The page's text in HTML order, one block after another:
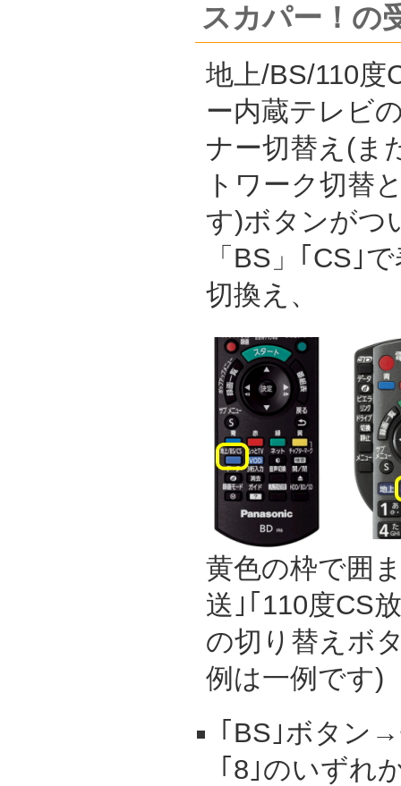
スカパー！の
地上/BS/110度
ー内蔵テレビ
ナー切替え(ま
トワーク切替
す)ボタンがつ
「BS」｢CS｣
切換え、
黄色の枠で囲
送｣｢110度CS
の切り替えボ
例は一例です)
｢BS｣ボタン
｢8｣のいずれ